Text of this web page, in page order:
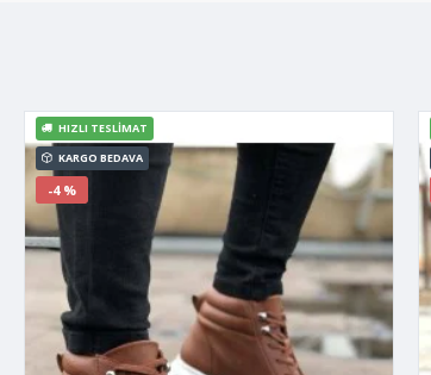
KARGO BEDAVA
HIZLI TESLIMAT
-4 %